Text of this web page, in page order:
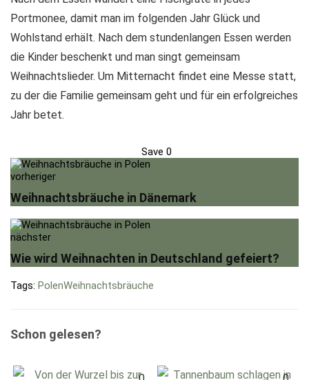
Portmonee, damit man im folgenden Jahr Glück und
Wohlstand erhält. Nach dem stundenlangen Essen werden
die Kinder beschenkt und man singt gemeinsam
Weihnachtslieder. Um Mitternacht findet eine Messe statt,
zu der die Familie gemeinsam geht und für ein erfolgreiches
Jahr betet.
Save 0
vorheriger
Weihnachtsbräuche in Dänemark
nächster
Wie wird Weihnachten in Deutschland gefeiert?
Tags: PolenWeihnachtsbräuche
Schon gelesen?